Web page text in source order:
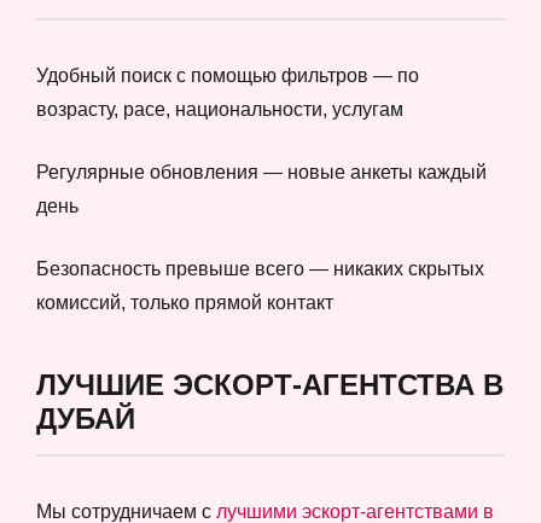
Удобный поиск с помощью фильтров — по
возрасту, расе, национальности, услугам
Регулярные обновления — новые анкеты каждый
день
Безопасность превыше всего — никаких скрытых
комиссий, только прямой контакт
ЛУЧШИЕ ЭСКОРТ-АГЕНТСТВА В
ДУБАЙ
Мы сотрудничаем с лучшими эскорт-агентствами в